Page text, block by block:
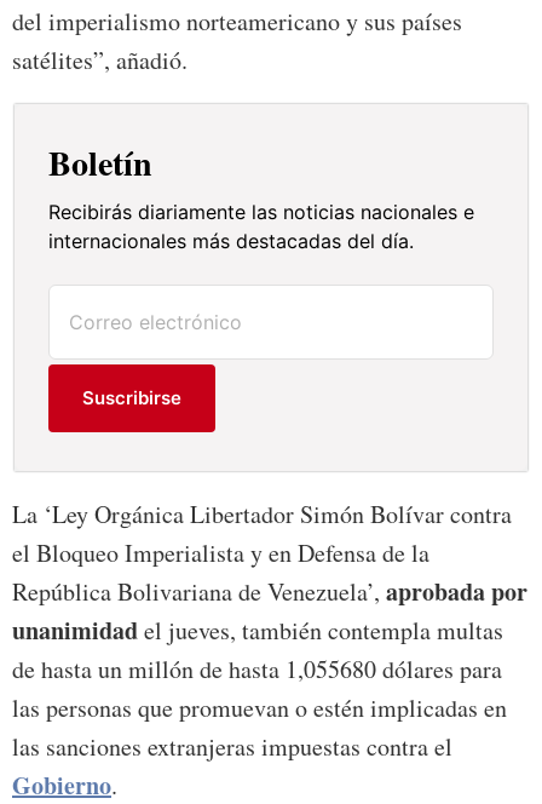
del imperialismo norteamericano y sus países
satélites”, añadió.
Boletín
Recibirás diariamente las noticias nacionales e
internacionales más destacadas del día.
Suscribirse
La ‘Ley Orgánica Libertador Simón Bolívar contra
el Bloqueo Imperialista y en Defensa de la
República Bolivariana de Venezuela’, aprobada por
unanimidadel jueves, también contempla multas
de hasta un millón de hasta 1,055680 dólares para
las personas que promuevan o estén implicadas en
las sanciones extranjeras impuestas contra el
Gobierno.